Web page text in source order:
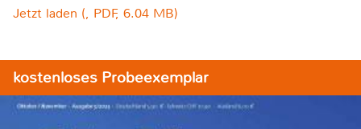
Jetzt laden (, PDF, 6.04 MB)
kostenloses Probeexemplar